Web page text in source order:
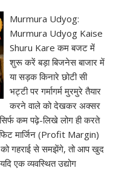
Murmura Udyog:
Murmura Udyog Kaise
Shuru Kare कम बजट में
शुरू करें बड़ा बिजनेस बाजार में
या सड़क किनारे छोटी सी
भट्टी पर गर्मागर्म मुरमुरे तैयार
करने वाले को देखकर अक्सर
कम पढ़े-लिखे लोग ही करते
मार्जिन (Profit Margin)
गहराई से समझेंगे, तो आप खुद
एक व्यवस्थित उद्योग